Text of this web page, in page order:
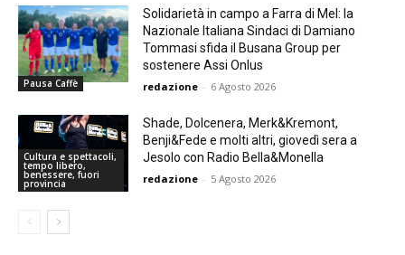
Pausa Caffè
Solidarietà in campo a Farra di Mel: la
Nazionale Italiana Sindaci di Damiano
Tommasi sfida il Busana Group per
sostenere Assi Onlus
redazione - 6 Agosto 2026
Cultura e spettacoli,
tempo libero,
benessere, fuori
provincia
Shade, Dolcenera, Merk&Kremont,
Benji&Fede e molti altri, giovedì sera a
Jesolo con Radio Bella&Monella
redazione - 5 Agosto 2026